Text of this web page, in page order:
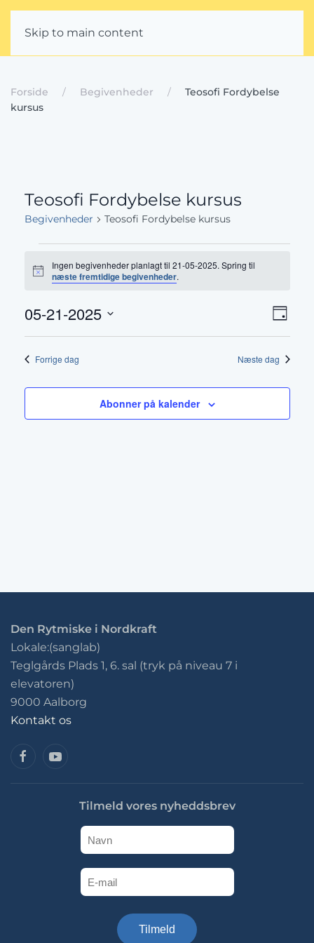
Skip to main content
Forside Begivenheder
Teosofi Fordybelse
kursus
Teosofi Fordybelse kursus
Begivenheder Teosofi Fordybelse kursus
Begivenheder
for
21-
05-
2025
Notice
Ingen begivenheder planlagt til 21-05-2025. Spring til
næste fremtidige begivenheder.
af
Dag
05-21-2025
Vælg
Forrige dag Næste dag
Abonner på kalender
Den Rytmiske i Nordkraft
Lokale:(sanglab)
Teglgårds Plads 1, 6. sal (tryk på niveau 7 i
elevatoren)
9000 Aalborg
Kontakt os
Tilmeld vores nyheddsbrev
Tilmeld